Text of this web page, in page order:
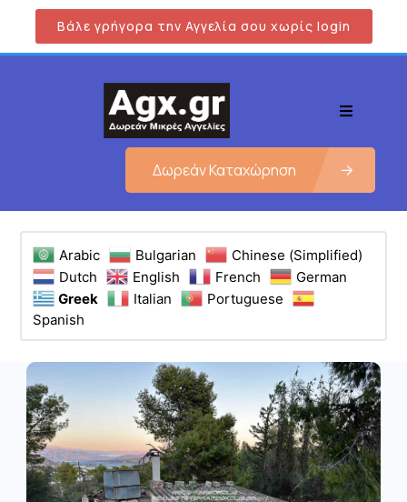
Βάλε γρήγορα την Αγγελία σου χωρίς login
Δωρεάν Καταχώρηση
Arabic Bulgarian
Chinese (Simplified)
Dutch
English French
German
Greek
Italian
Portuguese
Spanish